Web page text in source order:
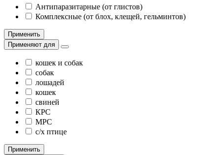
Антипаразитарные (от глистов)
Комплексные (от блох, клещей, гельминтов)
Применить
Применяют для
кошек и собак
собак
лошадей
кошек
свиней
КРС
МРС
с/х птице
Применить